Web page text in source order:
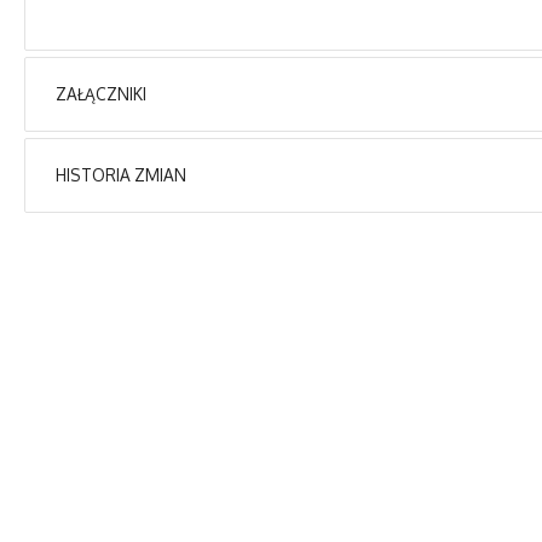
ZAŁĄCZNIKI
Brak załączników.
HISTORIA ZMIAN